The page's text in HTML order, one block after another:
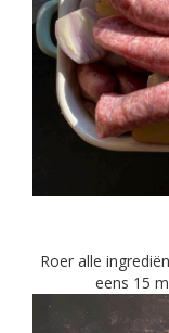
Roer alle
eens 15